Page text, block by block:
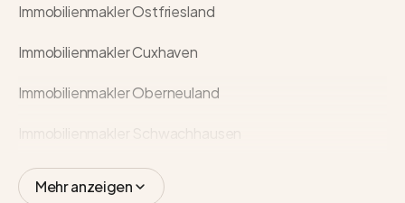
Immobilienmakler Ostfriesland
Immobilienmakler Cuxhaven
Immobilienmakler Oberneuland
Mehr anzeigen